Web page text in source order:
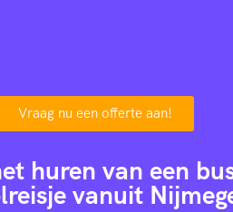
Vraag nu een offerte aan!
huren van een
vanuit